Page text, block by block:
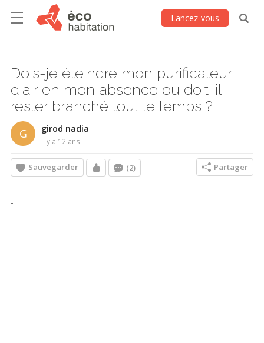
Lancez-vous
Dois-je éteindre mon purificateur
d'air en mon absence ou doit-il
rester branché tout le temps ?
G girod nadia
il y a 12 ans
Sauvegarder (2) Partager
-